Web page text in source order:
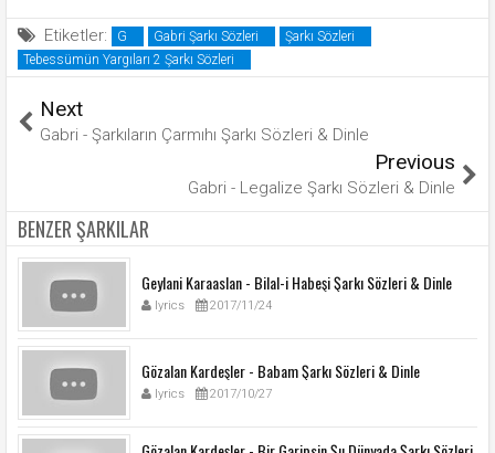
Etiketler: G Gabri Şarkı Sözleri
Şarkı Sözleri
Tebessümün Yargıları 2 Şarkı Sözleri
Next
Gabri - Şarkıların Çarmıhı Şarkı Sözleri & Dinle
Previous
Gabri - Legalize Şarkı Sözleri & Dinle
BENZER ŞARKILAR
Geylani Karaaslan - Bilal-i Habeşi Şarkı Sözleri & Dinle
lyrics 2017/11/24
Gözalan Kardeşler - Babam Şarkı Sözleri & Dinle
lyrics 2017/10/27